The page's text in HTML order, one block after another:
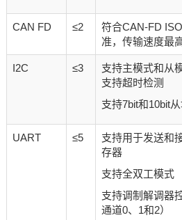
CAN FD ≤2
符合CAN-FD
准，传输速度最
I2C ≤3
支持主模式和从
支持超时检测
支持7bit和10bit
UART ≤5
支持用于发送和
存器
支持全双工模式
支持调制解调器
通道0、1和2）